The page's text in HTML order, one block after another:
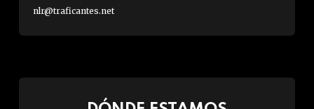
nlr@traficantes.net